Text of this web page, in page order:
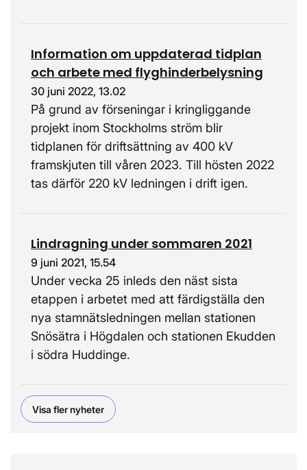
Information om uppdaterad tidplan
och arbete med flyghinderbelysning
30 juni 2022, 13.02
På grund av förseningar i kringliggande
projekt inom Stockholms ström blir
tidplanen för driftsättning av 400 kV
framskjuten till våren 2023. Till hösten 2022
tas därför 220 kV ledningen i drift igen.
Lindragning under sommaren 2021
9 juni 2021, 15.54
Under vecka 25 inleds den näst sista
etappen i arbetet med att färdigställa den
nya stamnätsledningen mellan stationen
Snösätra i Högdalen och stationen Ekudden
i södra Huddinge.
Visa fler nyheter